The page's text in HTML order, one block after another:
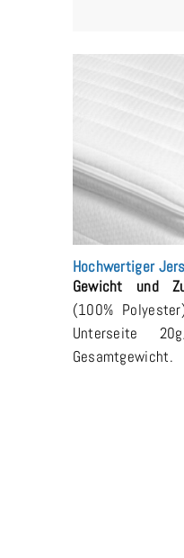
Hochwertiger
Gewicht und
(100%
Unterseite
Gesamtgewicht.